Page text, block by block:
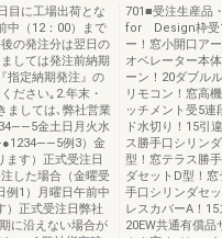
目に工場出荷とな
中（12：00）まで
の発注分は翌日の
しては発注前納期
指定納期発注』の
ださい｡2.年末・
ましては､弊社営業
金土日月火水
例3）金
ます）正式受注日
した場合（金曜受
例1）月曜日午前中
）正式受注日弊社
に沿えない場合が
701■受注生産品
for Design枠受
ー！窓小開口ア
オベレーター本
ーン！20ダブル
リモコン！窓高
ッチメント受5
ド水切り！15引
ス勝手口シリン
型！窓テラス勝
ダセットD型！
手口シリンダセ
レスカバーA！
20EW共通有償